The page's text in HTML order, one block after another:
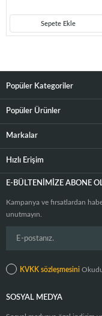
Sepete Ekle
Popüler Kategoriler
Popüler Ürünler
Markalar
Hızlı Erişim
E-BÜLTENIMIZE ABONE
Kampanya ve fırsatlardan
unutmayın.
KVKK sözleşmesini
SOSYAL MEDYA